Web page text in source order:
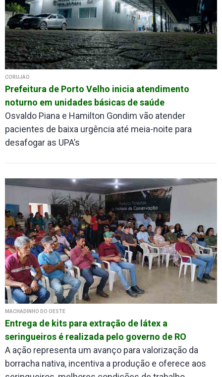
CORUJÃO
Prefeitura de Porto Velho inicia atendimento
noturno em unidades básicas de saúde
Osvaldo Piana e Hamilton Gondim vão atender
pacientes de baixa urgência até meia-noite para
desafogar as UPA’s
MACHADINHO DO OESTE
Entrega de kits para extração de látex a
seringueiros é realizada pelo governo de RO
A ação representa um avanço para valorização da
borracha nativa, incentiva a produção e oferece aos